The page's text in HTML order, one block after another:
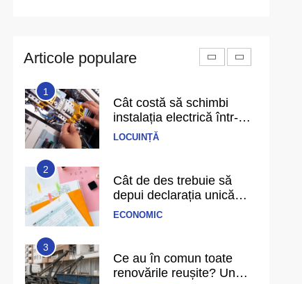
Articole populareanii 2000 până azi
DIVERTISMENT
1
Cât costă să schimbi
instalația electrică într-un
apartament de 3 camere
LOCUINȚĂ
2
Cât de des trebuie să
depui declarația unică
dacă ai venituri
ECONOMIC
3
Ce au în comun toate
renovările reușite? Un